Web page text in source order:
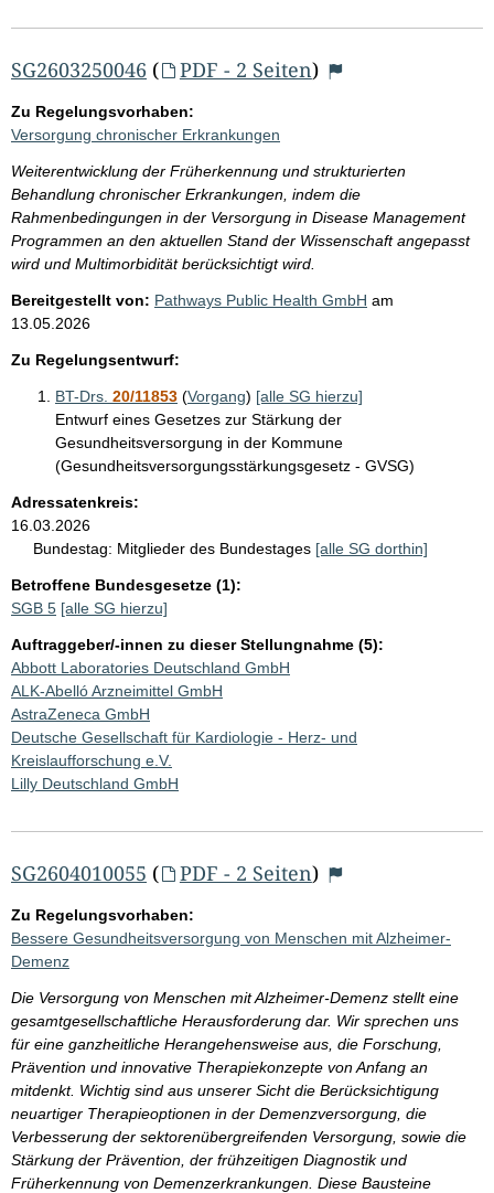
SG2603250046 ( PDF - 2 Seiten)
Zu Regelungsvorhaben:
Versorgung chronischer Erkrankungen
Weiterentwicklung der Früherkennung und strukturierten
Behandlung chronischer Erkrankungen, indem die
Rahmenbedingungen in der Versorgung in Disease Management
Programmen an den aktuellen Stand der Wissenschaft angepasst
wird und Multimorbidität berücksichtigt wird.
Bereitgestellt von: Pathways Public Health GmbH am
13.05.2026
Zu Regelungsentwurf:
BT-Drs. 20/11853 (Vorgang) [alle SG hierzu]
Entwurf eines Gesetzes zur Stärkung der
Gesundheitsversorgung in der Kommune
(Gesundheitsversorgungsstärkungsgesetz - GVSG)
Adressatenkreis:
16.03.2026
Bundestag: Mitglieder des Bundestages [alle SG dorthin]
Betroffene Bundesgesetze (1):
SGB 5 [alle SG hierzu]
Auftraggeber/-innen zu dieser Stellungnahme (5):
Abbott Laboratories Deutschland GmbH
ALK-Abelló Arzneimittel GmbH
AstraZeneca GmbH
Deutsche Gesellschaft für Kardiologie - Herz- und
Kreislaufforschung e.V.
Lilly Deutschland GmbH
SG2604010055 ( PDF - 2 Seiten)
Zu Regelungsvorhaben:
Bessere Gesundheitsversorgung von Menschen mit Alzheimer-
Demenz
Die Versorgung von Menschen mit Alzheimer-Demenz stellt eine
gesamtgesellschaftliche Herausforderung dar. Wir sprechen uns
für eine ganzheitliche Herangehensweise aus, die Forschung,
Prävention und innovative Therapiekonzepte von Anfang an
mitdenkt. Wichtig sind aus unserer Sicht die Berücksichtigung
neuartiger Therapieoptionen in der Demenzversorgung, die
Verbesserung der sektorenübergreifenden Versorgung, sowie die
Stärkung der Prävention, der frühzeitigen Diagnostik und
Früherkennung von Demenzerkrankungen. Diese Bausteine